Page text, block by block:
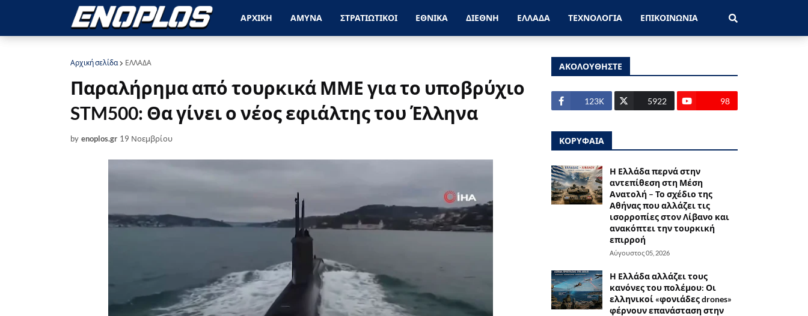
ΑΡΧΙΚΗ ΑΜΥΝΑ ΣΤΡΑΤΙΩΤΙΚΟΙ ΕΘΝΙΚΑ ΔΙΕΘΝΗ ΕΛΛΑΔΑ ΤΕΧΝΟΛΟΓΙΑ ΕΠΙΚΟΙΝΩΝΙΑ
Αρχική σελίδα ΕΛΛΑΔΑ
Παραλήρημα από τουρκικά ΜΜΕ για το υποβρύχιο
STM500: Θα γίνει ο νέος εφιάλτης του Έλληνα
by enoplos.gr 19 Νοεμβρίου
ΑΚΟΛΟΥΘΗΣΤΕ
123Κ 5922 98
ΚΟΡΥΦΑΙΑ
Η Ελλάδα περνά στην
αντεπίθεση στη Μέση
Ανατολή – Το σχέδιο της
Αθήνας που αλλάζει τις
ισορροπίες στον Λίβανο και
ανακόπτει την τουρκική
επιρροή
Αύγουστος 05, 2026
Η Ελλάδα αλλάζει τους
κανόνες του πολέμου: Οι
ελληνικοί «φονιάδες drones»
φέρνουν επανάσταση στην